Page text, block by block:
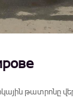
թատրոնը